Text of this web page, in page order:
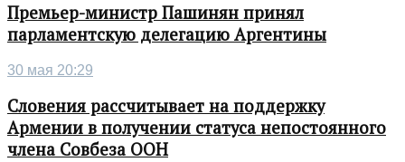
Премьер-министр Пашинян принял
парламентскую делегацию Аргентины
30 мая 20:29
Словения рассчитывает на поддержку
Армении в получении статуса непостоянного
члена Совбеза ООН